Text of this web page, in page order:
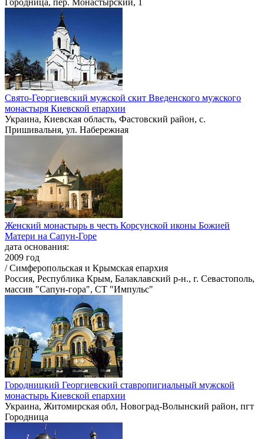
Городница, пер. Монастырский, 1
Свято-Георгиевский мужской скит Введенского мужского
монастыря Киевской епархии
Украина, Киевская область, Фастовский район, с.
Пришивальня, ул. Набережная
Женский монастырь в честь Корсунской иконы Божией
Матери на Сапун-Горе
дата основания:
2009 год
/ Симферопольская и Крымская епархия
Россия, Республика Крым, Балаклавский р-н., г. Севастополь,
массив "Сапун-гора", СТ "Импульс"
Городницкий Георгиевский ставропигиальный мужской
монастырь Киевской епархии
Украина, Житомирская обл, Новоград-Волынский район, пгт
Городница